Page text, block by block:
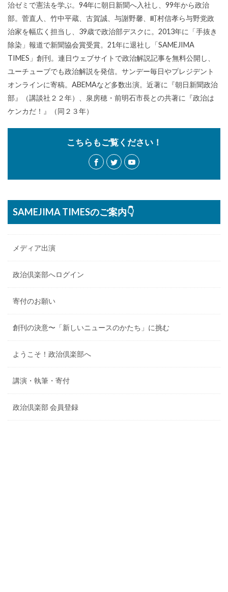
治ゼミで憲法を学ぶ。94年に朝日新聞へ入社し、99年から政治
部。菅直人、竹中平蔵、古賀誠、与謝野馨、町村信孝ら与野党政
治家を幅広く担当し、39歳で政治部デスクに。2013年に「手抜き
除染」報道で新聞協会賞受賞。21年に退社し「SAMEJIMA
TIMES」創刊。連日ウェブサイトで政治解説記事を無料公開し、
ユーチューブでも政治解説を発信。サンデー毎日やプレジデント
オンラインに寄稿。ABEMAなど多数出演。近著に『朝日新聞政治
部』（講談社２２年）、泉房穂・前明石市長との共著に『政治は
ケンカだ！』（同２３年）
こちらもご覧ください！
SAMEJIMA TIMESのご案内👇
メディア出演
政治倶楽部へログイン
寄付のお願い
創刊の決意〜「新しいニュースのかたち」に挑む
ようこそ！政治倶楽部へ
講演・執筆・寄付
政治倶楽部 会員登録